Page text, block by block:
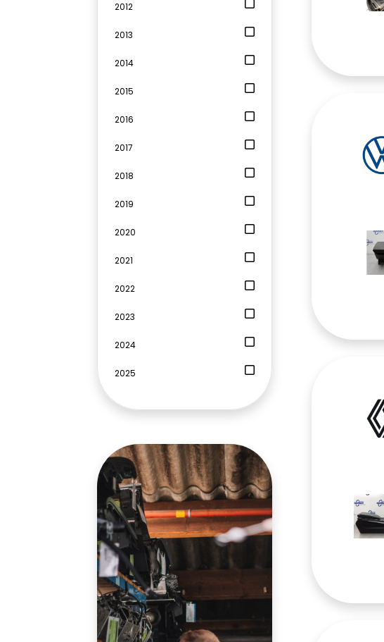
2012
2013
2014
2015
2016
2017
2018
2019
2020
2021
2022
2023
2024
2025